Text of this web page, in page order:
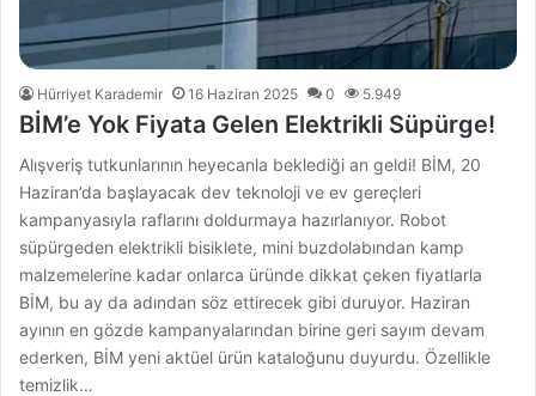
Hürriyet Karademir 16 Haziran 2025 0 5.949
BİM’e Yok Fiyata Gelen Elektrikli Süpürge!
Alışveriş tutkunlarının heyecanla beklediği an geldi! BİM, 20
Haziran’da başlayacak dev teknoloji ve ev gereçleri
kampanyasıyla raflarını doldurmaya hazırlanıyor. Robot
süpürgeden elektrikli bisiklete, mini buzdolabından kamp
malzemelerine kadar onlarca üründe dikkat çeken fiyatlarla
BİM, bu ay da adından söz ettirecek gibi duruyor. Haziran
ayının en gözde kampanyalarından birine geri sayım devam
ederken, BİM yeni aktüel ürün kataloğunu duyurdu. Özellikle
temizlik…